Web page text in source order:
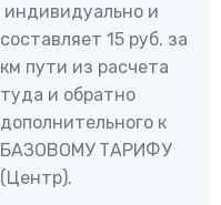
индивидуально и
составляет 15 руб. за
км пути из расчета
туда и обратно
дополнительного к
БАЗОВОМУ ТАРИФУ
(Центр).